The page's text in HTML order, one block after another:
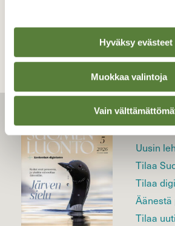
Hyväksy evästeet
Muokkaa valintoja
Vain
TAKAISIN
LEHTI
Uusin
Tilaa
Tilaa
Äänestä
Tilaa